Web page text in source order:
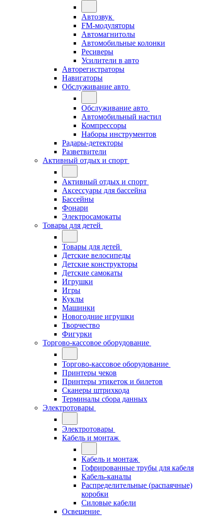
Автозвук
FM-модуляторы
Автомагнитолы
Автомобильные колонки
Ресиверы
Усилители в авто
Авторегистраторы
Навигаторы
Обслуживание авто
Обслуживание авто
Автомобильный настил
Компрессоры
Наборы инструментов
Радары-детекторы
Разветвители
Активный отдых и спорт
Активный отдых и спорт
Аксессуары для бассейна
Бассейны
Фонари
Электросамокаты
Товары для детей
Товары для детей
Детские велосипеды
Детские конструкторы
Детские самокаты
Игрушки
Игры
Куклы
Машинки
Новогодние игрушки
Творчество
Фигурки
Торгово-кассовое оборудование
Торгово-кассовое оборудование
Принтеры чеков
Принтеры этикеток и билетов
Сканеры штрихкода
Терминалы сбора данных
Электротовары
Электротовары
Кабель и монтаж
Кабель и монтаж
Гофрированные трубы для кабеля
Кабель-каналы
Распределительные (распаячные)
коробки
Силовые кабели
Освещение